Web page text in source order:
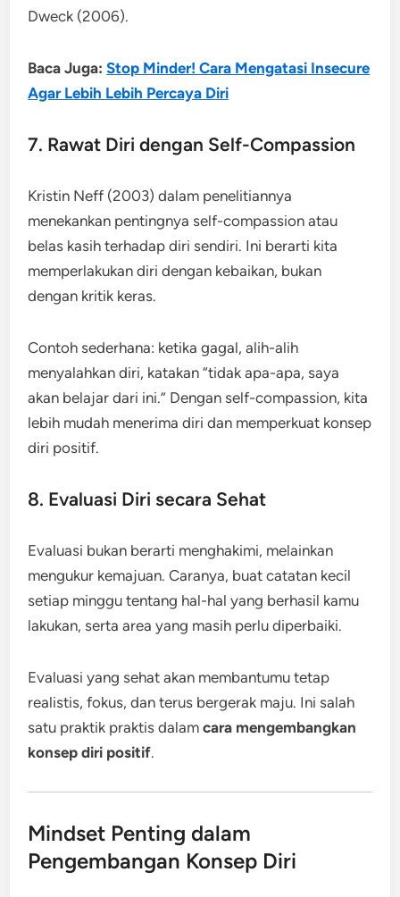
Dweck (2006).
Baca Juga:Stop Minder! Cara Mengatasi Insecure
Agar Lebih Lebih Percaya Diri
7. Rawat Diri dengan Self-Compassion
Kristin Neff (2003) dalam penelitiannya
menekankan pentingnya self-compassion atau
belas kasih terhadap diri sendiri. Ini berarti kita
memperlakukan diri dengan kebaikan, bukan
dengan kritik keras.
Contoh sederhana: ketika gagal, alih-alih
menyalahkan diri, katakan “tidak apa-apa, saya
akan belajar dari ini.” Dengan self-compassion, kita
lebih mudah menerima diri dan memperkuat konsep
diri positif.
8. Evaluasi Diri secara Sehat
Evaluasi bukan berarti menghakimi, melainkan
mengukur kemajuan. Caranya, buat catatan kecil
setiap minggu tentang hal-hal yang berhasil kamu
lakukan, serta area yang masih perlu diperbaiki.
Evaluasi yang sehat akan membantumu tetap
realistis, fokus, dan terus bergerak maju. Ini salah
satu praktik praktis dalamcara mengembangkan
konsep diri positif.
Mindset Penting dalam
Pengembangan Konsep Diri